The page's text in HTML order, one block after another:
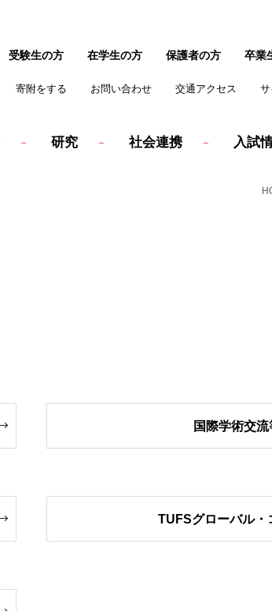
研究 社会連携 入試
寄附をする お問い合わせ 交通アクセス
受験生の方 在学生の方 保護者の方 卒業
国際学術交
TUFSグローバル・